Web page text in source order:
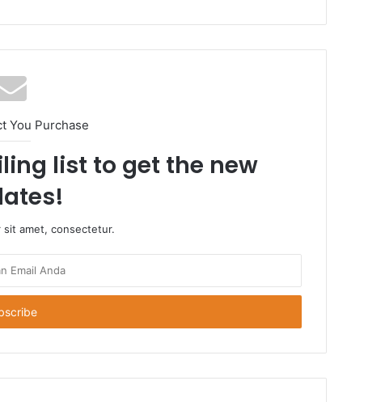
You Purchase
list to get the new
sit amet, consectetur.